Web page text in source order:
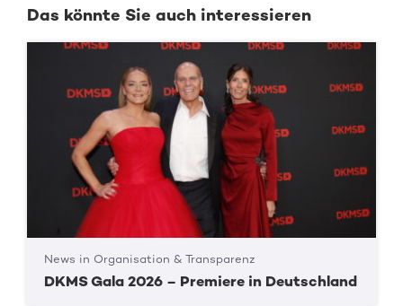
Das könnte Sie auch interessieren
News in Organisation & Transparenz
DKMS Gala 2026 – Premiere in Deutschland